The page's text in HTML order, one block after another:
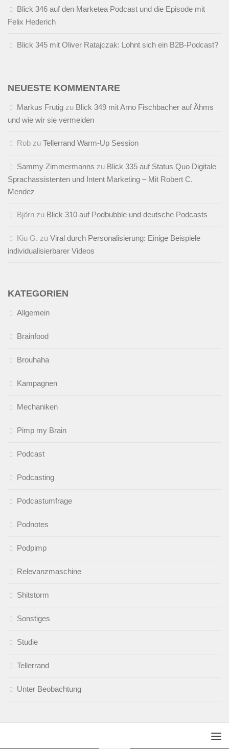
Blick 346 auf den Marketea Podcast und die Episode mit
Felix Hederich
Blick 345 mit Oliver Ratajczak: Lohnt sich ein B2B-Podcast?
NEUESTE KOMMENTARE
Markus Frutig zu Blick 349 mit Arno Fischbacher auf Ähms
und wie wir sie vermeiden
Rob zu Tellerrand Warm-Up Session
Sammy Zimmermanns zu Blick 335 auf Status Quo Digitale
Sprachassistenten und Intent Marketing – Mit Robert C.
Mendez
Björn zu Blick 310 auf Podbubble und deutsche Podcasts
Kiu G. zu Viral durch Personalisierung: Einige Beispiele
individualisierbarer Videos
KATEGORIEN
Allgemein
Brainfood
Brouhaha
Kampagnen
Mechaniken
Pimp my Brain
Podcast
Podcasting
Podcastumfrage
Podnotes
Podpimp
Relevanzmaschine
Shitstorm
Sonstiges
Studie
Tellerrand
Unter Beobachtung